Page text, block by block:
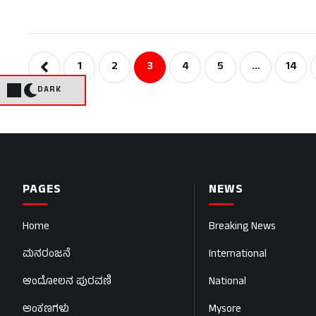
DARK
1 2 3 4 5 … 14
PAGES
Home
ಮನರಂಜನೆ
ಆಂದೋಲನ ಪುರವಣಿ
ಅಂಕಣಗಳು
NEWS
Breaking News
International
National
Mysore